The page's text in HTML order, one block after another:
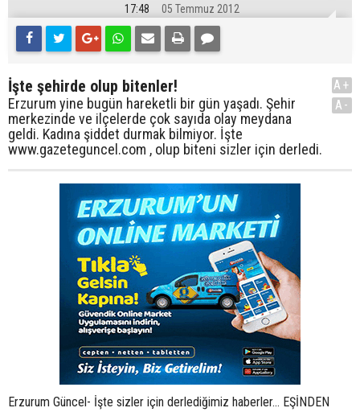
17:48 05 Temmuz 2012
İşte şehirde olup bitenler!
Erzurum yine bugün hareketli bir gün yaşadı. Şehir
merkezinde ve ilçelerde çok sayıda olay meydana
geldi. Kadına şiddet durmak bilmiyor. İşte
www.gazeteguncel.com , olup biteni sizler için derledi.
A+
A-
Erzurum Güncel- İşte sizler için derlediğimiz haberler... EŞİNDEN